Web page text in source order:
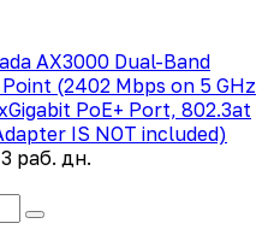
AX3000 Dual-Band
(2402 Mbps on 5 GHz
PoE+ Port, 802.3at
IS NOT included)
раб. дн.